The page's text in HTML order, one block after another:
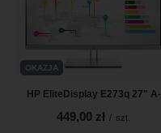
OKAZJA
HP EliteDisplay E273q 27" A-
449,00 zł / szt.